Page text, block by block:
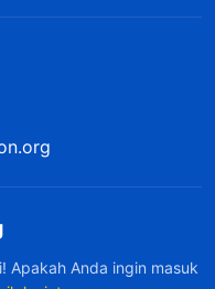
Apakah Anda ingin masuk